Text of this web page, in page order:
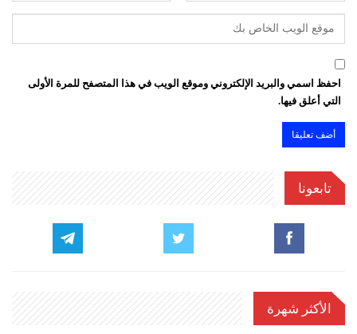
احفظ اسمي والبريد الإلكتروني وموقع الويب في هذا المتصفح للمرة الأولى
التي أعلق فيها.
تابعونا
الأكثر شهرة